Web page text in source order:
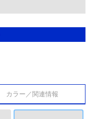
カラー／関連情報